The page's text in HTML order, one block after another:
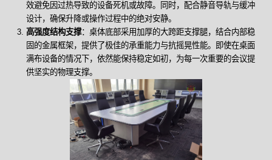
效避免因过热导致的设备死机或故障。同时，配合静音导轨与缓冲
设计，确保升降或操作过程中的绝对安静。
高强度结构支撑：桌体底部采用加厚的大跨距支撑腿，结合内部稳
固的金属框架，提供了极佳的承重能力与抗摇晃性能。即使在桌面
满布设备的情况下，依然能保持稳定如初，为每一次重要的会议提
供坚实的物理支撑。